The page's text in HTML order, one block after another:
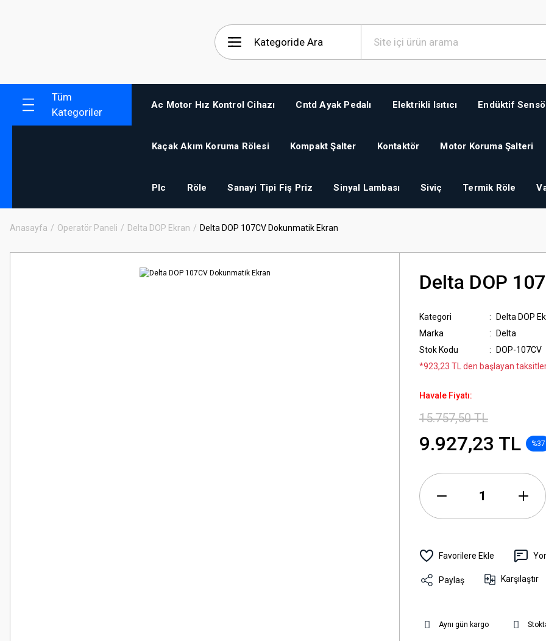
Tüm
Kategoriler
Ac Motor Hız Kontrol Cihazı Cntd Ayak Pedalı Elektrikli Isıtıcı Endüktif
Kaçak Akım Koruma Rölesi Kompakt Şalter Kontaktör Motor Koruma Şalteri
Plc Röle Sanayi Tipi Fiş Priz Sinyal Lambası Siviç Termik Röle
Anasayfa Operatör Paneli Delta DOP Ekran Delta DOP 107CV Dokunmatik Ekran
Delta DOP
Kategori
Delta DOP
Marka
Delta
Stok Kodu
DOP-107CV
*923,23 TL den başlayan
Havale Fiyatı:
15.757,50 TL
9.927,23 TL %37
Paylaş Karşılaştır
Aynı gün kargo